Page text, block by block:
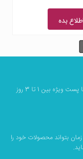
بده
سفارش های شما برای مرکز استان ها، با پست ویژه بین 1 تا 3 روز
بتواند محصولات خود را